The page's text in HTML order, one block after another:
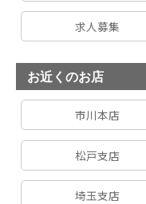
求人募集
お近くのお店
市川本店
松戸支店
埼玉支店